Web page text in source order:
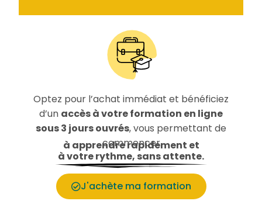
Optez pour l’achat immédiat et bénéficiez
d’un accès à votre formation en ligne
sous 3 jours ouvrés, vous permettant de
commencer
à apprendre rapidement et
à votre rythme, sans attente.
J'achète ma formation